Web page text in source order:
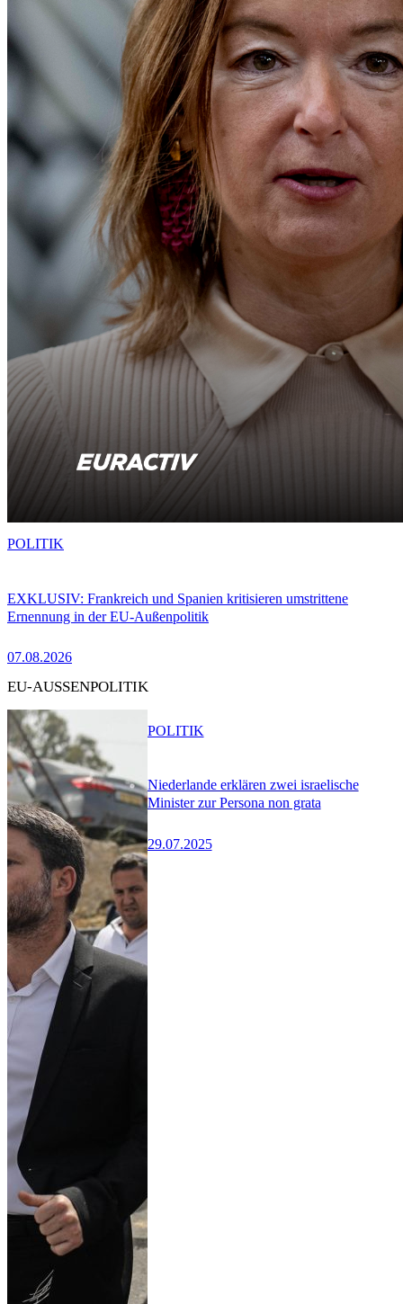
EXKLUSIV: Frankreich und Spanien kritisieren umstrittene
Ernennung in der EU-Außenpolitik
07.08.2026
POLITIK
EU-AUSSENPOLITIK
Niederlande erklären zwei israelische
Minister zur Persona non grata
29.07.2025
POLITIK